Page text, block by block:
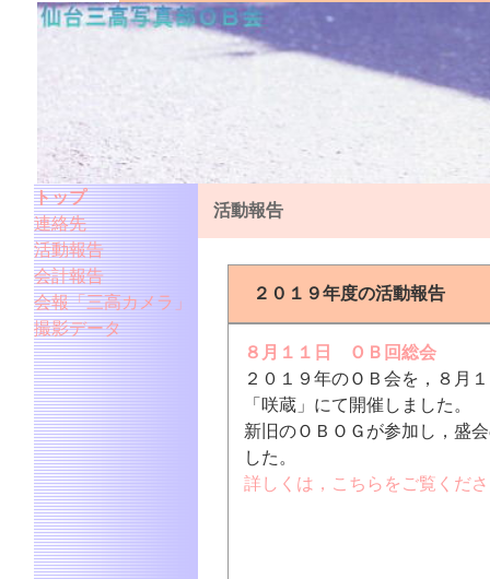
トップ
連絡先
活動報告
会計報告
会報「三高カメラ」
撮影データ
活動報告
２０１９年度の活動報告
８月１１日 ＯＢ回総会
２０１９年のＯＢ会を，８月
「咲蔵」にて開催しました。
新旧のＯＢＯＧが参加し，盛
した。
詳しくは，こちらをご覧くだ